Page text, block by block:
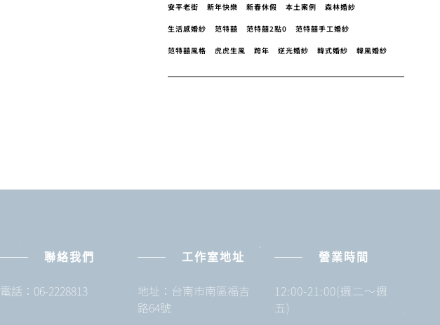
安平老街 新年快樂 新春休假 本土案例 森林婚紗
生活感婚紗 范特囍 范特囍2點0 范特囍手工婚紗
范特囍風格 虎虎生風 跨年 逆光婚紗 韓式婚紗 韓風婚紗
聯絡我們
電話：06-2228813
工作室地址
地址：台南市南區福吉
路64號
營業時間
12:00-21:00(週二～週
五)